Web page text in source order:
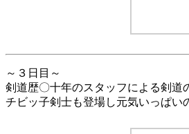
～３日目～
剣道歴〇十年のスタッフによる剣道
チビッ子剣士も登場し元気いっぱい